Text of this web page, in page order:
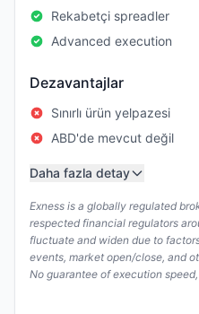
Rekabetçi spreadler
Advanced execution
Dezavantajlar
Sınırlı ürün yelpazesi
ABD'de mevcut değil
Daha fazla detay
Exness is a globally regulated
respected financial regulators
fluctuate and widen due to
events, market open/close, and
No guarantee of execution